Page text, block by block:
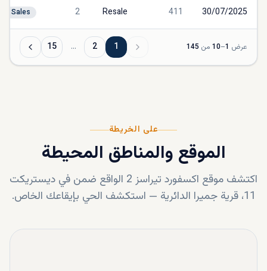
30/07/2025
411
Resale
2
Sales
عرض 1
–
10 من 145
1
2
…
15
على الخريطة
الموقع والمناطق المحيطة
اكتشف موقع اكسفورد تيراسز 2 الواقع ضمن في ديستريكت
11، قرية جميرا الدائرية
— استكشف الحي بإيقاعك الخاص.